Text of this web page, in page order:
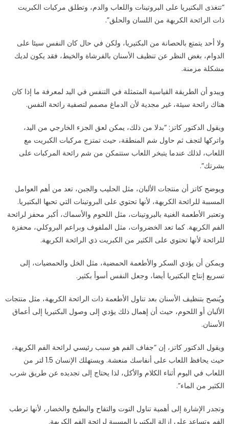
نتخلص
منها؟
“تتغذى البكتيريا على البروتينات واللعاب والدم، وتطلق مركبات الكبريت
ذات الرائحة الكريهة من اللسان والحلق”.
ولا أحد يتمتع بالحصانة من البكتيريا، ولكن في حال كان النفس سيئا على
الدوام، بغض النظر عن تنظيف الأسنان بالفرشاة والخيط، فقد يكون لديك
مشكلة مزمنة.
ويبدو أن الطريقة القياسية المتمثلة في التنفس في اليد لمعرفة ما إذا كان
هناك رائحة سيئة، غير مجدية لأن الدماغ مصمم لتصفية رائحة النفس.
ويقول الدكتور كاتز: “بدلا من ذلك، يمكن لعق الجزء الخارجي من اليد،
واتركها لتجف ثم حاول شم المنطقة، حيث تمتزج مركبات الكبريت مع
اللعاب، لذلك عندما يتبخر اللعاب ستتمكن من شم رائحة المركبات على
بشرتك”.
ويوضح كاتز أن منتجات الألبان، مثل الحليب والجبن، تعد من أهم العوامل
المسببة للرائحة الكريهة، لأنها تحتوي على البروتينات التي تحبها البكتيريا.
وتعتبر الأطعمة الغنية بالبروتينات، مثل اللحوم والأسماك، أكبر محفز لرائحة
الفم الكريهة. كما تعد الخضروات، مثل الملفوف وبراعم البروكلي، محفزة
للرائحة لأنها تحتوي على الكثير من الكبريت ذي الرائحة الكريهة.
ويمكن أن يؤدي السكر والأطعمة الحمضية، مثل الخل والحمضيات، إلى
تسريع إنتاج البكتيريا أيضا، وجعل النفس أسوأ بكثير.
ويُنصح بتنظيف الأسنان بعد تناول الأطعمة ذات الرائحة الكريهة، مثل منتجات
الألبان أو اللحوم، حيث أن إهمال ذلك يؤدي إلى وصول البكتيريا إلى أعماق
الأسنان.
ويقول الدكتور كاتز، إن “جفاف الفم هو سبب رئيسي لرائحة الفم الكريهة،
حيث يحافظ اللعاب على أنفاسك منعشة. ويستهلك الإنسان 1.5 لتر من
اللعاب في اليوم أثناء الكلام والأكل، لذا يحتاج إلى تجديده عن طريق شرب
الكثير من الماء”.
وتجدر الإشارة إلى أهمية تناول التوت والتفاح والبطيخ والخضار، لأنها ترطب
الفم وتساعد على إزالة البكتيريا المسببة لرائحة الفم الكريهة.